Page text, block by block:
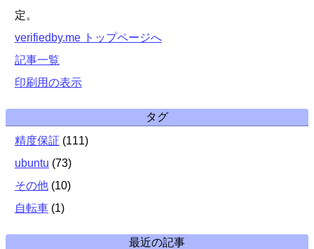
定。
verifiedby.me トップページへ
記事一覧
印刷用の表示
タグ
精度保証 (111)
ubuntu (73)
その他 (10)
自転車 (1)
最近の記事